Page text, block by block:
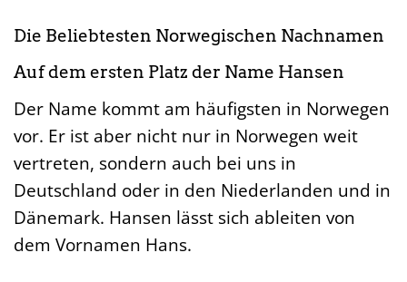
Die Beliebtesten Norwegischen Nachnamen
Auf dem ersten Platz der Name Hansen
Der Name kommt am häufigsten in Norwegen
vor. Er ist aber nicht nur in Norwegen weit
vertreten, sondern auch bei uns in
Deutschland oder in den Niederlanden und in
Dänemark. Hansen lässt sich ableiten von
dem Vornamen Hans.